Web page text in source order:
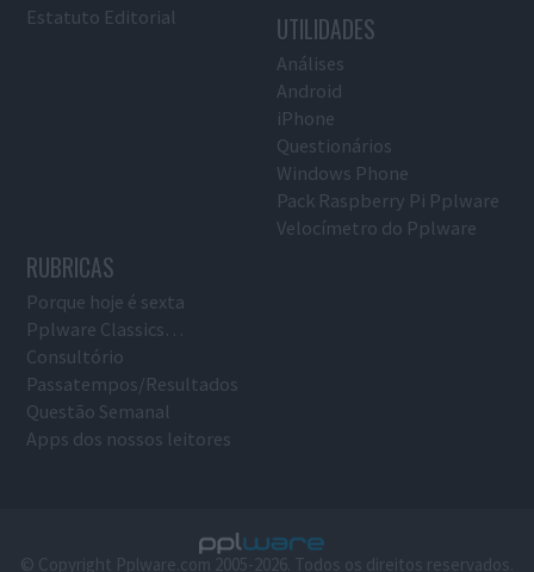
Estatuto Editorial
UTILIDADES
Análises
Android
iPhone
Questionários
Windows Phone
Pack Raspberry Pi Pplware
Velocímetro do Pplware
RUBRICAS
Porque hoje é sexta
Pplware Classics…
Consultório
Passatempos/Resultados
Questão Semanal
Apps dos nossos leitores
© Copyright Pplware.com 2005-2026. Todos os direitos reservados.